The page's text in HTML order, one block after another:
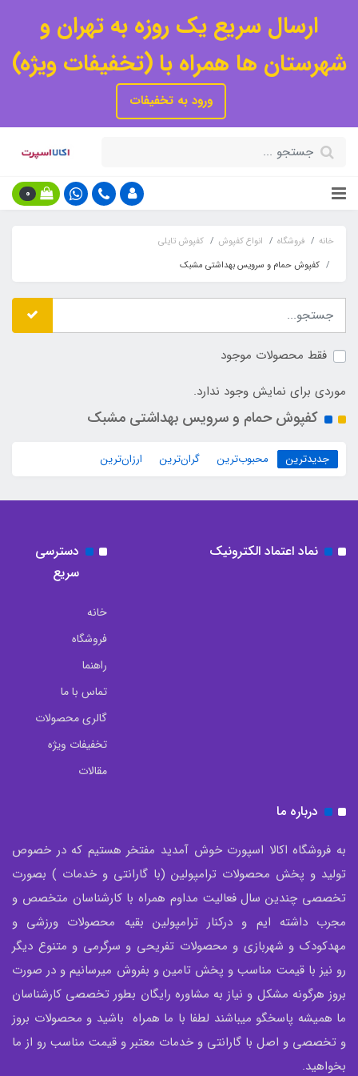
ارسال سریع یک روزه به تهران و
شهرستان ها همراه با (تخفیفات ویژه)
ورود به تخفیفات
0
خانه فروشگاه انواع کفپوش
کفپوش تایلی
کفپوش حمام و سرویس بهداشتی مشبک
فقط محصولات موجود
موردی برای نمایش وجود ندارد.
کفپوش حمام و سرویس بهداشتی مشبک
جدیدترین محبوب‌ترین گران‌ترین ارزان‌ترین
نماد اعتماد الکترونیک
دسترسی
سریع
خانه
فروشگاه
راهنما
تماس با ما
گالری محصولات
تخفیفات ویژه
مقالات
درباره ما
به فروشگاه اکالا اسپورت خوش آمدید مفتخر هستیم که در خصوص
تولید و پخش محصولات ترامپولین (با گارانتی و خدمات ) بصورت
تخصصی چندین سال فعالیت مداوم همراه با کارشناسان متخصص و
مجرب داشته ایم و درکنار ترامپولین بقیه محصولات ورزشی و
مهدکودک و شهربازی و محصولات تفریحی و سرگرمی و متنوع دیگر
رو نیز با قیمت مناسب و پخش تامین و بفروش میرسانیم و در صورت
بروز هرگونه مشکل و نیاز به مشاوره رایگان بطور تخصصی کارشناسان
ما همیشه پاسخگو میباشند لطفا با ما همراه باشید و محصولات بروز
و تخصصی و اصل با گارانتی و خدمات معتبر و قیمت مناسب رو از ما
بخواهید.